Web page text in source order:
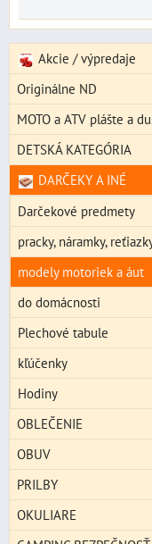
Akcie / výpredaje
Originálne ND
MOTO a ATV plášte a
DETSKÁ KATEGÓRIA
DARČEKY A INÉ
Darčekové predmety
pracky, náramky,
modely motoriek a áut
do domácnosti
Plechové tabule
kľúčenky
Hodiny
OBLEČENIE
OBUV
PRILBY
OKULIARE